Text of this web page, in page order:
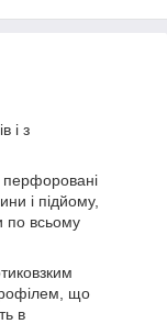
і з
перфоровані
і підйому,
по всьому
що
в